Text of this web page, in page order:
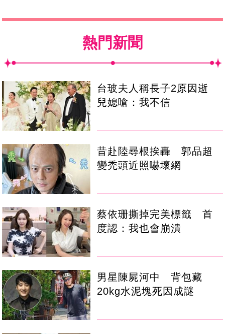
熱門新聞
台玻夫人稱長子2原因逝
兒媳嗆：我不信
昔赴陸尋根挨轟 郭品超
變禿頭近照嚇壞網
蔡依珊撕掉完美標籤 首
度認：我也會崩潰
男星陳屍河中 背包藏
20kg水泥塊死因成謎